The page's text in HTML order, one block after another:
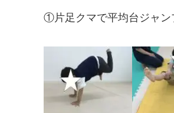
①片足クマで平均台ジャ